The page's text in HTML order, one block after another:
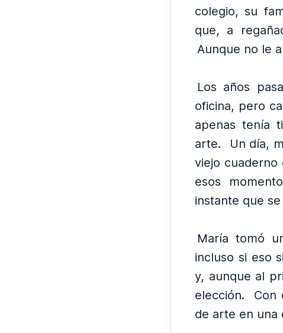
colegio, su
que, a
Aunque no le
Los años
oficina, pero
apenas tenía
arte.
Un día,
viejo cuaderno
esos
instante que
María tomó
incluso si eso
y, aunque al
elección.
Con
de arte en una